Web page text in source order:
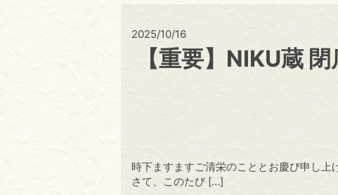
2025/10/16
【重要】NIKU蔵
時下ますますご清栄のこととお慶び申し上
さて、このたび […]